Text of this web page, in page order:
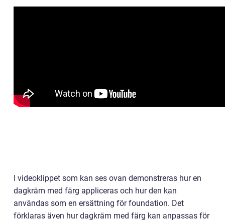
I videoklippet som kan ses ovan demonstreras hur en
dagkräm med färg appliceras och hur den kan
användas som en ersättning för foundation. Det
förklaras även hur dagkräm med färg kan anpassas för